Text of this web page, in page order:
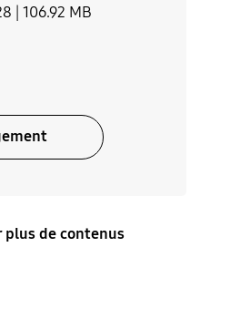
| 106.92 MB
plus de contenus